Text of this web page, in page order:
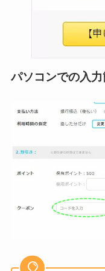
パソコンでの入